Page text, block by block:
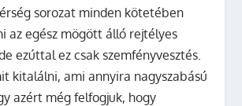
sorozat minden kötetében
az egész mögött álló rejtélyes
ezúttal ez csak szemfényvesztés.
kitalálni, ami annyira nagyszabású
azért még felfogjuk, hogy